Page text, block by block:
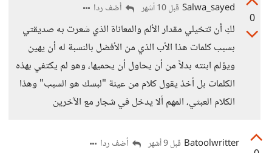
0
Salwa_sayed قبل 10 أشهر أضف ردا
لكِ أن تتخيلي مقدار الألم والمعاناة الذي شعرت به صديقتي
بسبب كلمات هذا الأب الذي من الأفضل بالنسبة له أن يهين
ويؤلم ابنته بدلاً من أن يحاول أن يحميها، وهو لم يكتفي بهذه
الكلمات بل أخذ يقول كلام من عينة "لبسك هو السبب" وهذا
الكلام العبثي، المهم ألا يدخل في شجار مع الآخرين
Batoolwritter قبل 9 أشهر أضف ردا